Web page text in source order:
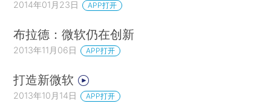
2014年01月23日 APP打开
布拉德：微软仍在创新
2013年11月06日 APP打开
打造新微软
2013年10月14日 APP打开